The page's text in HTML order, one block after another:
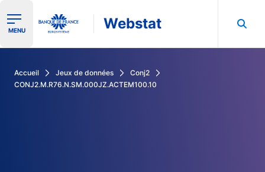
Ouvrir le menu de navigation
MENU Webstat
Accueil Jeux de données
Conj2
CONJ2.M.R76.N.SM.000JZ.ACTEM100.10